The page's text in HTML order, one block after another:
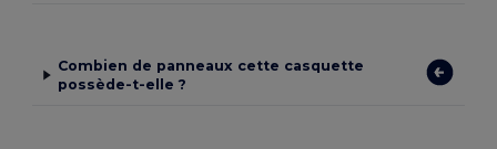
Combien de panneaux cette casquette
possède-t-elle ?